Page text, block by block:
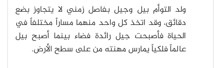
ولد التوأم بيل وجيل بفاصل زمني لا يتجاوز بضع
دقائق، وقد اتخذ كل واحد منهما مساراً مختلفاً في
الحياة فأصبحت جيل رائدة فضاء بينما أصبح بيل
عالماً فلكياً يمارس مهنته من على سطح الأرض.